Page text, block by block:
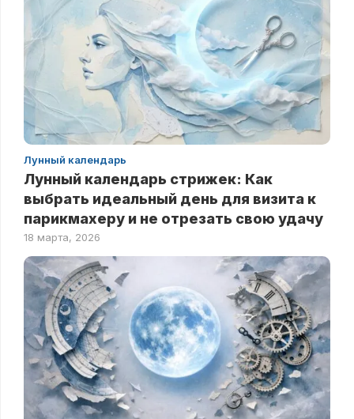
Лунный календарь
Лунный календарь стрижек: Как
выбрать идеальный день для визита к
парикмахеру и не отрезать свою удачу
18 марта, 2026